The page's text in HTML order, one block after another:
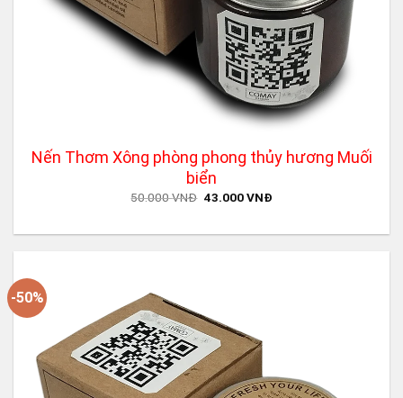
Nến Thơm Xông phòng phong thủy hương Muối
biển
50.000VNĐ Original
50.000 VNĐ.
43.000VNĐCurrent
43.000 VNĐ.
-50%